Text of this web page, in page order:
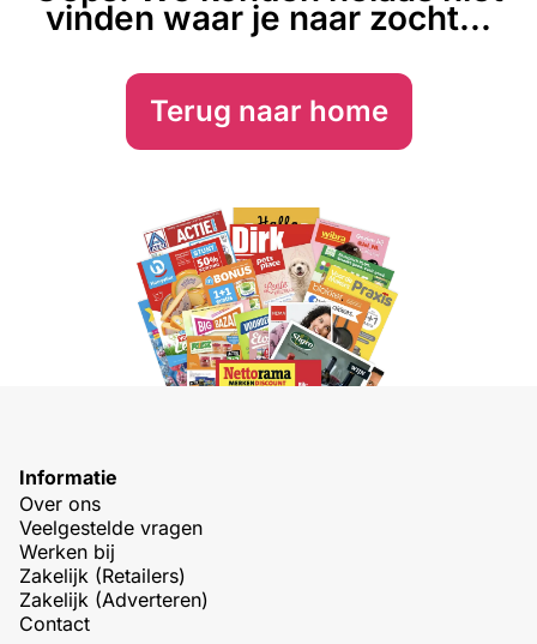
vinden waar je naar zocht...
Terug naar home
Informatie
Over ons
Veelgestelde vragen
Werken bij
Zakelijk (Retailers)
Zakelijk (Adverteren)
Contact